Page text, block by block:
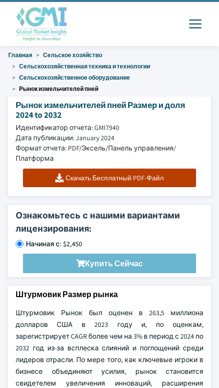
Главная
Сельское хозяйство
Сельскохозяйственная техника и технологии
Сельскохозяйственное оборудование
Рынок измельчителей пней
Рынок измельчителей пней Размер и доля
2024 to 2032
Идентификатор отчета: GMI7940
Дата публикации: January 2024
Формат отчета: PDF/Эксель/Панель управления/
Платформа
Скачать Бесплатный PDF-Файл
Ознакомьтесь с нашими вариантами
лицензирования:
Начиная с: $2,450
Купить Сейчас
Штурмовик Размер рынка
Штурмовик Рынок был оценен в 263,5 миллиона
долларов США в 2023 году и, по оценкам,
зарегистрирует CAGR более чем на 3% в период с 2024 по
2032 год из-за всплеска слияний и поглощений среди
лидеров отрасли. По мере того, как ключевые игроки в
бизнесе объединяют усилия, рынок становится
свидетелем увеличения инноваций, расширения